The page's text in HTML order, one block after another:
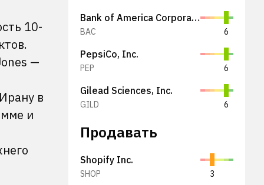
10-
—
в
и
Bank of America Corporation
BAC 6
PepsiCo, Inc.
PEP 6
Gilead Sciences, Inc.
GILD 6
Продавать
Shopify Inc.
SHOP 3